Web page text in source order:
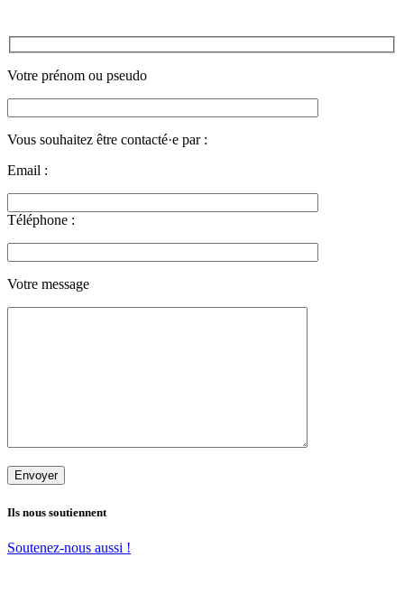
Votre prénom ou pseudo
Vous souhaitez être contacté·e par :
Email :
Téléphone :
Votre message
Ils nous soutiennent
Soutenez-nous aussi !